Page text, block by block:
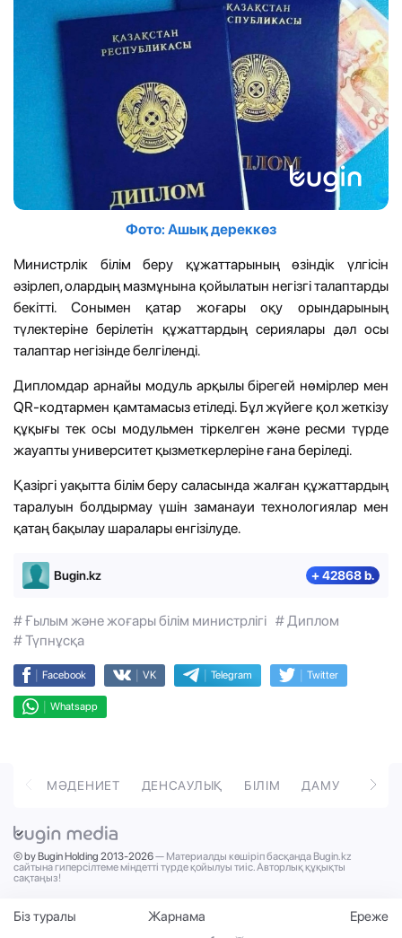
Фото: Ашық дереккөз
Министрлік білім беру құжаттарының өзіндік үлгісін
әзірлеп, олардың мазмұнына қойылатын негізгі талаптарды
бекітті. Сонымен қатар жоғары оқу орындарының
түлектеріне берілетін құжаттардың сериялары дәл осы
талаптар негізінде белгіленді.
Дипломдар арнайы модуль арқылы бірегей нөмірлер мен
QR-кодтармен қамтамасыз етіледі. Бұл жүйеге қол жеткізу
құқығы тек осы модульмен тіркелген және ресми түрде
жауапты университет қызметкерлеріне ғана беріледі.
Қазіргі уақытта білім беру саласында жалған құжаттардың
таралуын болдырмау үшін заманауи технологиялар мен
қатаң бақылау шаралары енгізілуде.
Bugin.kz + 42868 b.
# Ғылым және жоғары білім министрлігі # Диплом
# Түпнұсқа
| Facebook | VK | Telegram | Twitter
| Whatsapp
МӘДЕНИЕТ ДЕНСАУЛЫҚ БІЛІМ ДАМУ
© by Bugin Holding 2013-2026— Материалды көшіріп басқанда Bugin.kz
сайтына гиперсілтеме міндетті түрде қойылуы тиіс. Авторлық құқықты
сақтаңыз!
Біз туралы Жарнама Ереже